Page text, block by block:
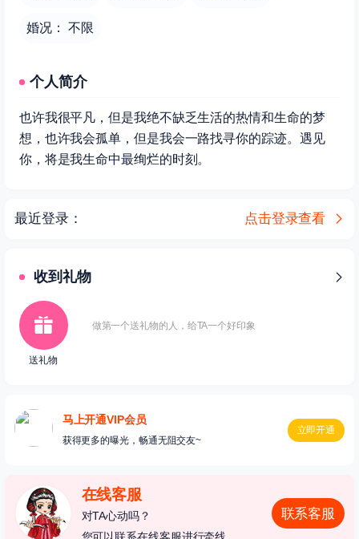
婚况： 不限
个人简介
也许我很平凡，但是我绝不缺乏生活的热情和生命的梦
想，也许我会孤单，但是我会一路找寻你的踪迹。遇见
你，将是我生命中最绚烂的时刻。
最近登录： 点击登录查看
收到礼物
送礼物
做第一个送礼物的人，给TA一个好印象
马上开通VIP会员
获得更多的曝光，畅通无阻交友~
立即开通
在线客服
对TA心动吗？
您可以联系在线客服进行牵线
联系客服